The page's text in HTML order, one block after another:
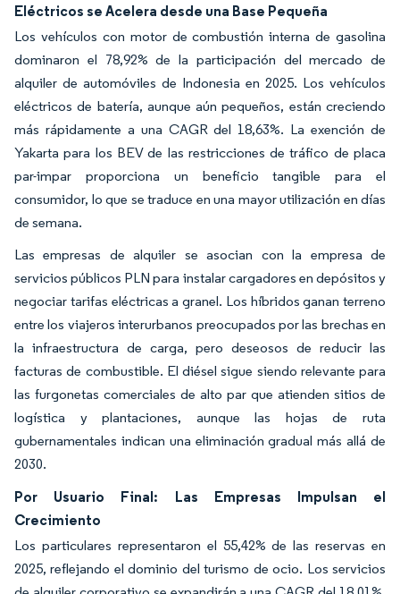
Eléctricos se Acelera desde una Base Pequeña
Los vehículos con motor de combustión interna de gasolina
dominaron el 78,92% de la participación del mercado de
alquiler de automóviles de Indonesia en 2025. Los vehículos
eléctricos de batería, aunque aún pequeños, están creciendo
más rápidamente a una CAGR del 18,63%. La exención de
Yakarta para los BEV de las restricciones de tráfico de placa
par-impar proporciona un beneficio tangible para el
consumidor, lo que se traduce en una mayor utilización en días
de semana.
Las empresas de alquiler se asocian con la empresa de
servicios públicos PLN para instalar cargadores en depósitos y
negociar tarifas eléctricas a granel. Los híbridos ganan terreno
entre los viajeros interurbanos preocupados por las brechas en
la infraestructura de carga, pero deseosos de reducir las
facturas de combustible. El diésel sigue siendo relevante para
las furgonetas comerciales de alto par que atienden sitios de
logística y plantaciones, aunque las hojas de ruta
gubernamentales indican una eliminación gradual más allá de
2030.
Por Usuario Final: Las Empresas Impulsan el
Crecimiento
Los particulares representaron el 55,42% de las reservas en
2025, reflejando el dominio del turismo de ocio. Los servicios